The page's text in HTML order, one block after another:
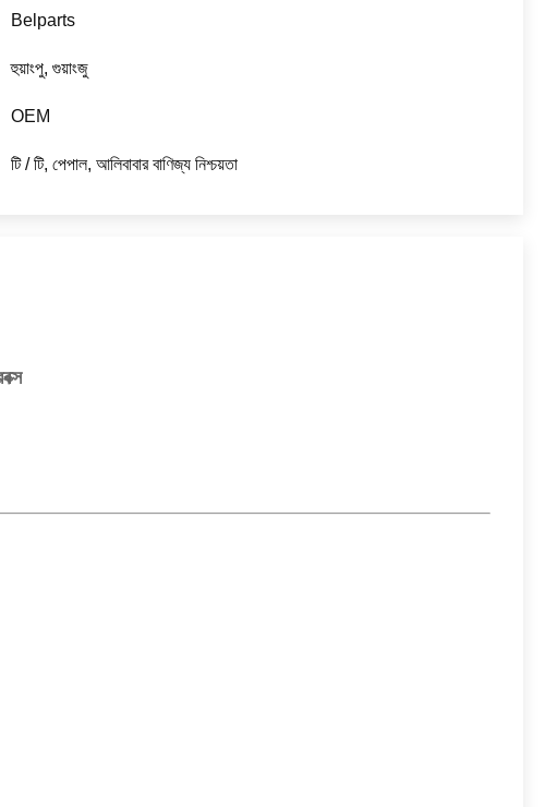
Belparts
হুয়াংপু, গুয়াংজু
OEM
টি / টি, পেপাল, আলিবাবার বাণিজ্য নিশ্চয়তা